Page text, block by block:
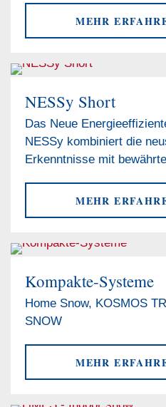
MEHR
NESSy Short
Das Neue
NESSy kombiniert die
Erkenntnisse mit
MEHR
Kompakte-Systeme
Home Snow, KOSMOS
SNOW
MEHR